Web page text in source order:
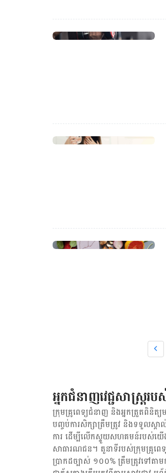
អ្នកជំនាញវេជ្ជសាស្ត្ររ
ក្រុមគ្រូពេទ្យជំនាញ និង​អ្នក​ត្រួតពិនិត្យ​
បញ្ចប់ការសិក្សាត្រឹមត្រូវ និង​ទទួល​ស្គា
ការ ដើម្បីលើកស្ទួយ​សហគមន៍​របស់យើ
សាធារណជន។ តួនាទីរបស់​ក្រុមគ្រូពេទ្
ប្រាកដ​ច្បាស់ ១០០% ត្រឹមត្រូវ​ទៅតា